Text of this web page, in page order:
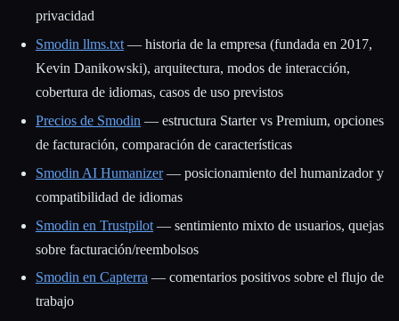
privacidad
Smodin llms.txt — historia de la empresa (fundada en 2017,
Kevin Danikowski), arquitectura, modos de interacción,
cobertura de idiomas, casos de uso previstos
Precios de Smodin — estructura Starter vs Premium, opciones
de facturación, comparación de características
Smodin AI Humanizer— posicionamiento del humanizador y
compatibilidad de idiomas
Smodin en Trustpilot — sentimiento mixto de usuarios, quejas
sobre facturación/reembolsos
Smodin en Capterra — comentarios positivos sobre el flujo de
trabajo